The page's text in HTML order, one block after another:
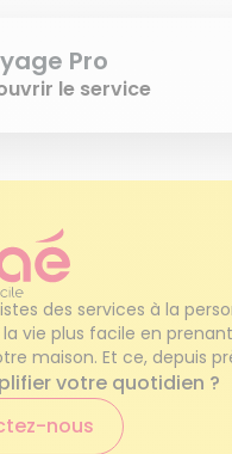
Pro
le service
des services à la
vie plus facile en
maison. Et ce, depuis
votre quotidien ?
nous